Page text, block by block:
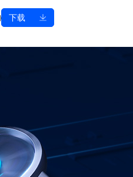
下载